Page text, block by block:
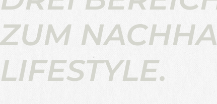
ZUM
LIFESTYLE.